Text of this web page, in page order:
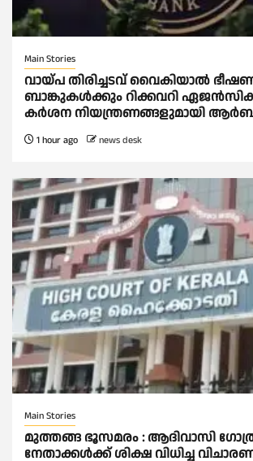
Main Stories
വായ്പ തിരിച്ചടവ് വൈകിയാല്‍
ബാങ്കുകള്‍ക്കും റിക്കവറി
കര്‍ശന നിയന്ത്രണങ്ങളുമായി
1 hour ago news desk
Main Stories
മുത്തങ്ങ ഭൂസമരം : ആദിവാസി
നേതാക്കള്‍ക്ക് ശിക്ഷ വിധിച്ച